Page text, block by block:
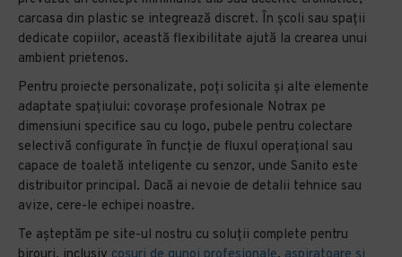
carcasa din plastic se integrează discret. În școli sau spații
dedicate copiilor, această flexibilitate ajută la crearea unui
ambient prietenos.
Pentru proiecte personalizate, poți solicita și alte elemente
adaptate spațiului: covorașe profesionale Notrax pe
dimensiuni specifice sau cu logo, pubele pentru colectare
selectivă configurate în funcție de fluxul operațional sau
capace de toaletă inteligente cu senzor, unde Sanito este
distribuitor principal. Dacă ai nevoie de detalii tehnice sau
avize, cere-le echipei noastre.
Te așteptăm pe site-ul nostru cu soluții complete pentru